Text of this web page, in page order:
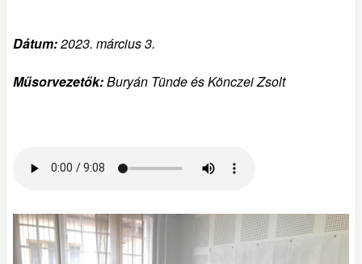
Dátum:2023. március 3.
Műsorvezetők:Buryán Tünde és Könczei Zsolt